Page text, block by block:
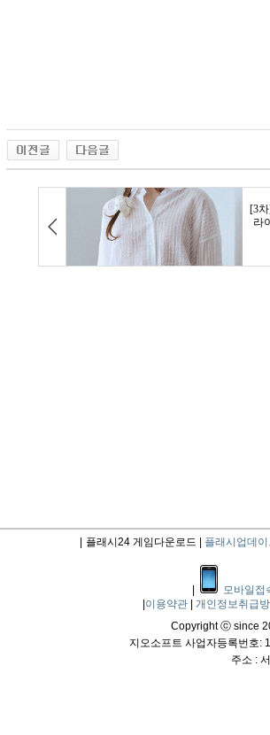
플래시24 게임다운로드 | 플래시업데이
모바일접
이용약관
개인정보취급
Copyright ⓒ since
지오소프트 사업자등록번호:
주소 :